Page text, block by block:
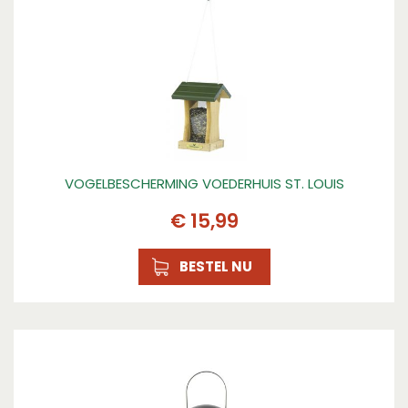
Robuust materiaal in metallic kleur
Klein formaat silo met 2 opnamepoorten
Extra breed waardoor er meer voer in kan
VOGELBESCHERMING VOEDERHUIS ST. LOUIS
€ 15,99
BESTEL NU